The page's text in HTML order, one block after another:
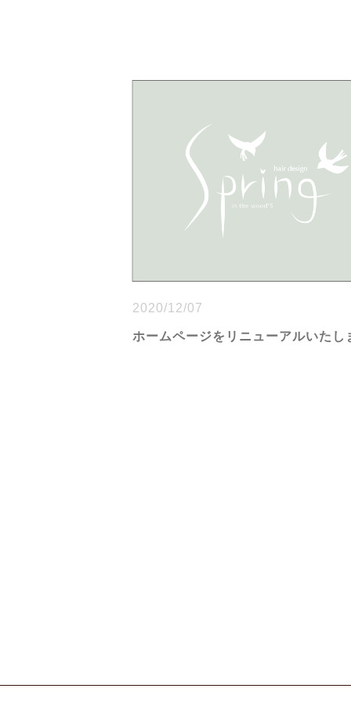
2020/12/07
ホームページをリニューアルいたし